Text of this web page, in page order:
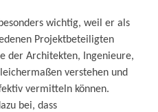
wichtig, weil er als
Projektbeteiligten
der Architekten, Ingenieure,
verstehen und
vermitteln können.
bei, dass